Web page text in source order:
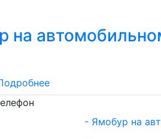
на
- Ямобур на